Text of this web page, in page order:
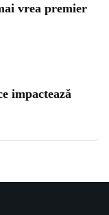
vrea premier
impactează